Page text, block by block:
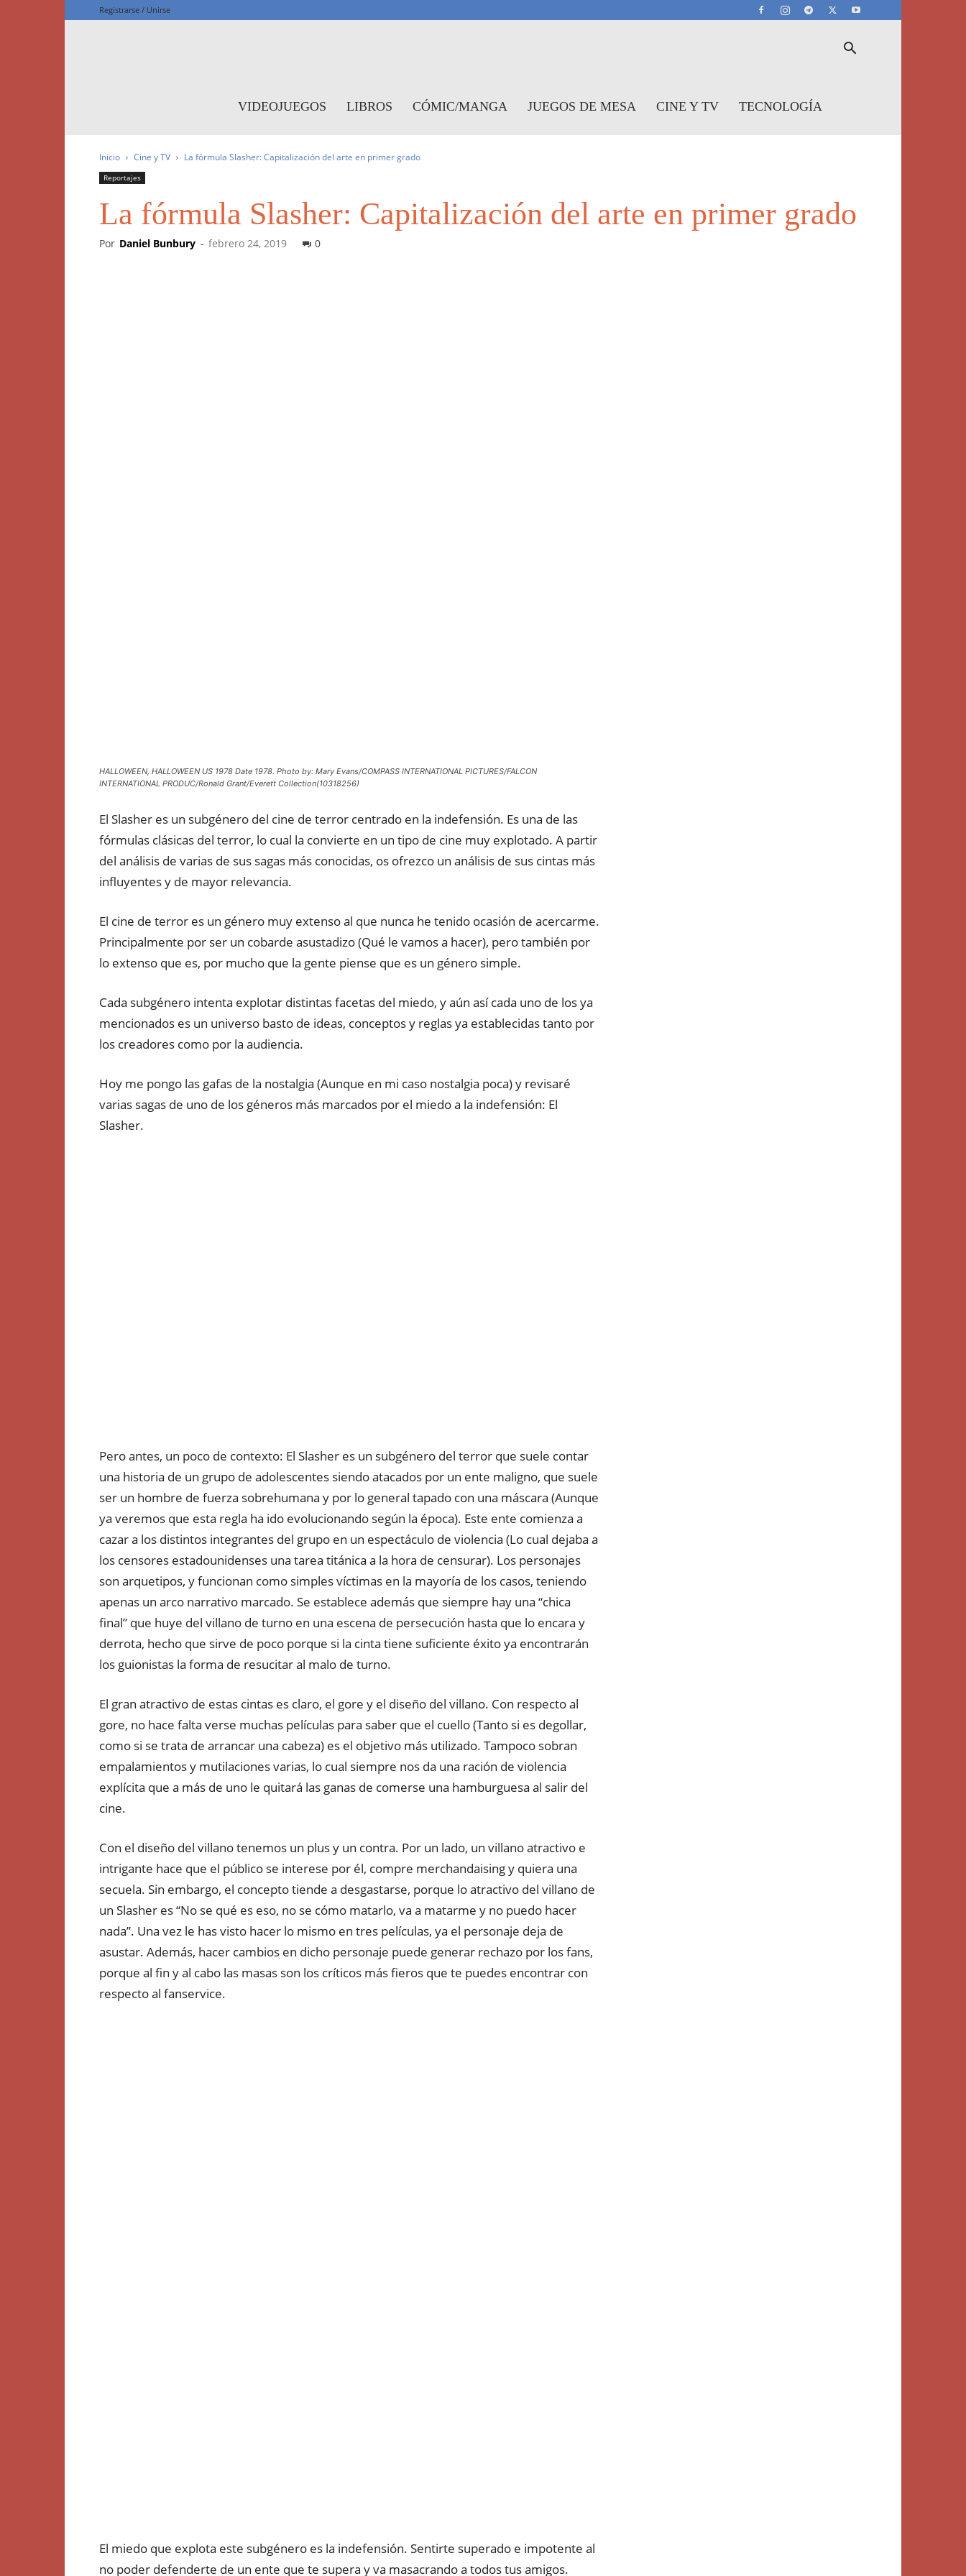
Registrarse / Unirse
VIDEOJUEGOS LIBROS CÓMIC/MANGA JUEGOS DE MESA CINE Y TV TECNOLOGÍA
Inicio Cine y TV La fórmula Slasher: Capitalización del arte en primer grado
Reportajes
La fórmula Slasher: Capitalización del arte en primer grado
Por Daniel Bunbury - febrero 24, 2019 0
HALLOWEEN, HALLOWEEN US 1978 Date 1978. Photo by: Mary Evans/COMPASS INTERNATIONAL PICTURES/FALCON
INTERNATIONAL PRODUC/Ronald Grant/Everett Collection(10318256)
El Slasher es un subgénero del cine de terror centrado en la indefensión. Es una de las
fórmulas clásicas del terror, lo cual la convierte en un tipo de cine muy explotado. A partir
del análisis de varias de sus sagas más conocidas, os ofrezco un análisis de sus cintas más
influyentes y de mayor relevancia.
El cine de terror es un género muy extenso al que nunca he tenido ocasión de acercarme.
Principalmente por ser un cobarde asustadizo (Qué le vamos a hacer), pero también por
lo extenso que es, por mucho que la gente piense que es un género simple.
Cada subgénero intenta explotar distintas facetas del miedo, y aún así cada uno de los ya
mencionados es un universo basto de ideas, conceptos y reglas ya establecidas tanto por
los creadores como por la audiencia.
Hoy me pongo las gafas de la nostalgia (Aunque en mi caso nostalgia poca) y revisaré
varias sagas de uno de los géneros más marcados por el miedo a la indefensión: El
Slasher.
Pero antes, un poco de contexto: El Slasher es un subgénero del terror que suele contar
una historia de un grupo de adolescentes siendo atacados por un ente maligno, que suele
ser un hombre de fuerza sobrehumana y por lo general tapado con una máscara (Aunque
ya veremos que esta regla ha ido evolucionando según la época). Este ente comienza a
cazar a los distintos integrantes del grupo en un espectáculo de violencia (Lo cual dejaba a
los censores estadounidenses una tarea titánica a la hora de censurar). Los personajes
son arquetipos, y funcionan como simples víctimas en la mayoría de los casos, teniendo
apenas un arco narrativo marcado. Se establece además que siempre hay una “chica
final” que huye del villano de turno en una escena de persecución hasta que lo encara y
derrota, hecho que sirve de poco porque si la cinta tiene suficiente éxito ya encontrarán
los guionistas la forma de resucitar al malo de turno.
El gran atractivo de estas cintas es claro, el gore y el diseño del villano. Con respecto al
gore, no hace falta verse muchas películas para saber que el cuello (Tanto si es degollar,
como si se trata de arrancar una cabeza) es el objetivo más utilizado. Tampoco sobran
empalamientos y mutilaciones varias, lo cual siempre nos da una ración de violencia
explícita que a más de uno le quitará las ganas de comerse una hamburguesa al salir del
cine.
Con el diseño del villano tenemos un plus y un contra. Por un lado, un villano atractivo e
intrigante hace que el público se interese por él, compre merchandaising y quiera una
secuela. Sin embargo, el concepto tiende a desgastarse, porque lo atractivo del villano de
un Slasher es “No se qué es eso, no se cómo matarlo, va a matarme y no puedo hacer
nada”. Una vez le has visto hacer lo mismo en tres películas, ya el personaje deja de
asustar. Además, hacer cambios en dicho personaje puede generar rechazo por los fans,
porque al fin y al cabo las masas son los críticos más fieros que te puedes encontrar con
respecto al fanservice.
El miedo que explota este subgénero es la indefensión. Sentirte superado e impotente al
no poder defenderte de un ente que te supera y va masacrando a todos tus amigos.